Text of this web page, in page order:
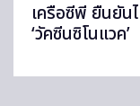
เครือซีพี ยืนยัน
‘วัคซีนซิโนแวค’